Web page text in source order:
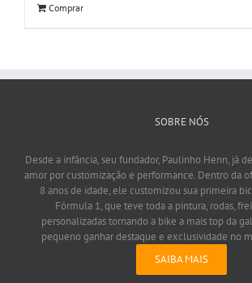
Comprar
SOBRE NÓS
Desde a infância, seu fundador, Paulinho Henn, já
amor por customização e performance. Dentro da
8 anos de idade, ele customizou sua primeira
Fórmula 1, que teve toda a pintura, rodas,
personalizadas tornando a bike a mais top da
pequeno ganhar destaque e exclusividade no
SAIBA MAIS